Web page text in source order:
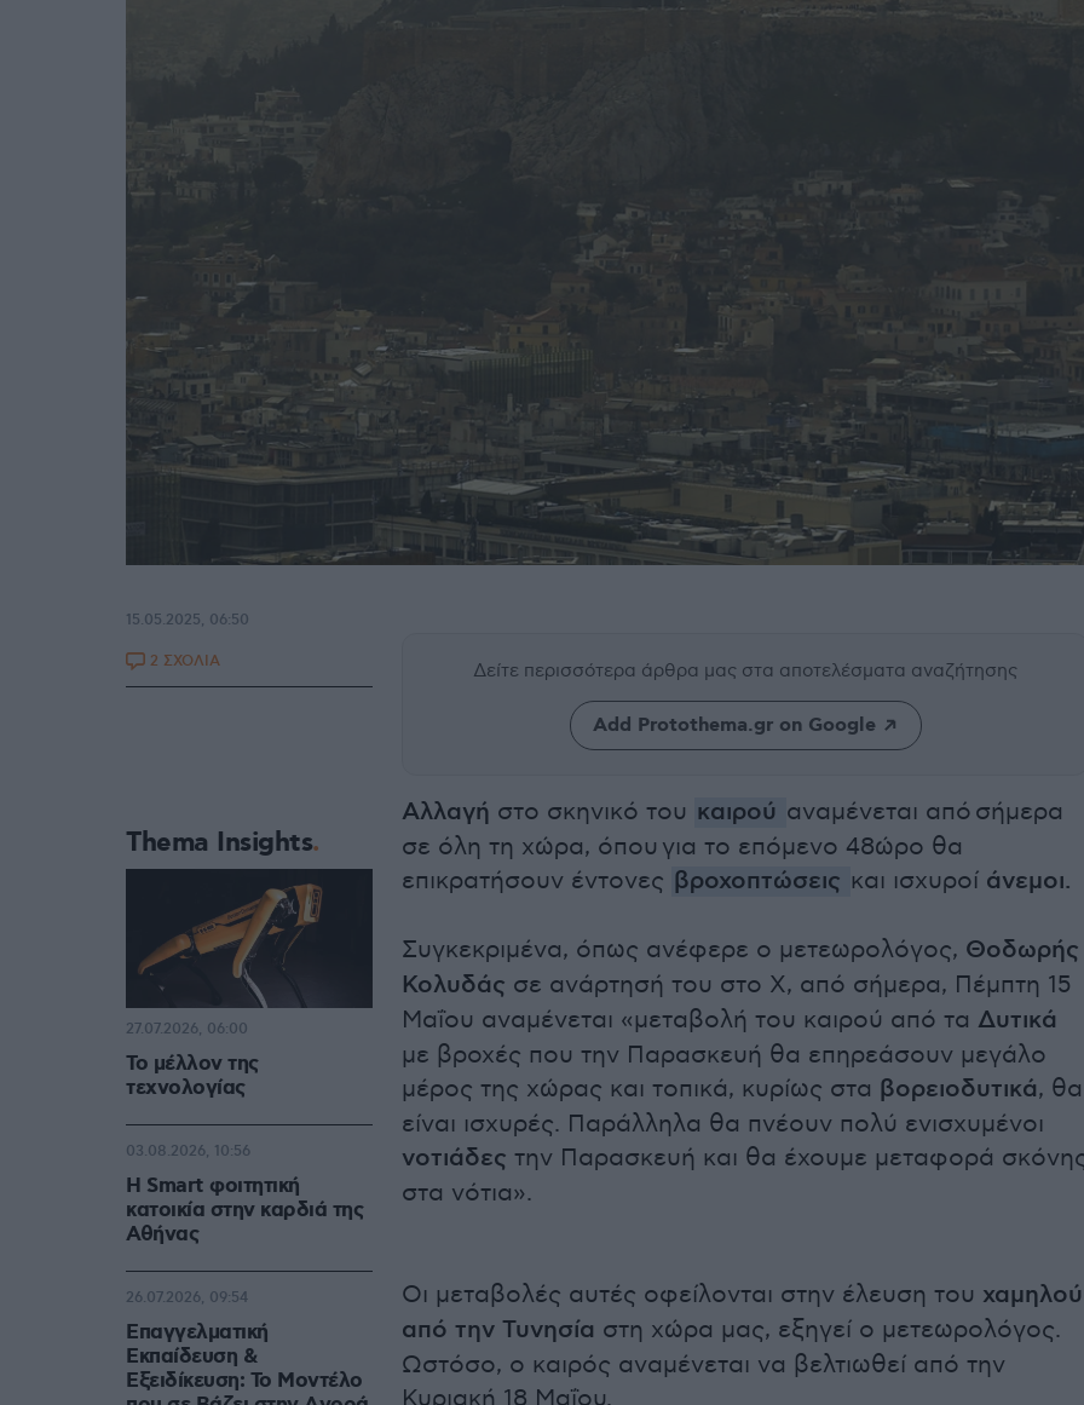
Δείτε περισσότερα άρθρα μας στα αποτελέσματα αναζήτησης
Add Protothema.gr on Google
Αλλαγή στο σκηνικό του καιρού αναμένεται από σήμερα
σε όλη τη χώρα, όπου για το επόμενο 48ώρο θα
επικρατήσουν έντονες βροχοπτώσεις και ισχυροί άνεμοι.
Συγκεκριμένα, όπως ανέφερε ο μετεωρολόγος, Θοδωρής
Κολυδάς σε ανάρτησή του στο Χ, από σήμερα, Πέμπτη 15
Μαΐου αναμένεται «μεταβολή του καιρού από τα Δυτικά
με βροχές που την Παρασκευή θα επηρεάσουν μεγάλο
μέρος της χώρας και τοπικά, κυρίως στα βορειοδυτικά, θα
είναι ισχυρές. Παράλληλα θα πνέουν πολύ ενισχυμένοι
νοτιάδες την Παρασκευή και θα έχουμε μεταφορά
στα νότια».
Οι μεταβολές αυτές οφείλονται στην έλευση του χαμηλού
από την Τυνησία στη χώρα μας, εξηγεί ο μετεωρολόγος.
Ωστόσο, ο καιρός αναμένεται να βελτιωθεί από την
Κυριακή 18 Μαΐου.
15.05.2025, 06:50
2 ΣΧΟΛΙΑ
Thema Insights
Το μέλλον της
τεχνολογίας
27.07.2026, 06:00
Η Smart φοιτητική
κατοικία στην καρδιά της
Αθήνας
03.08.2026, 10:56
Επαγγελματική
Εκπαίδευση &
Εξειδίκευση: Το Mοντέλο
26.07.2026, 09:54